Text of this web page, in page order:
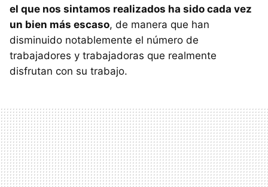
el que nos sintamos realizados ha sido cada vez
un bien más escaso, de manera que han
disminuido notablemente el número de
trabajadores y trabajadoras que realmente
disfrutan con su trabajo.